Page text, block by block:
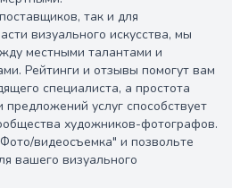
так и для
визуального искусства, мы
местными талантами и
Рейтинги и отзывы помогут вам
специалиста, а простота
услуг способствует
художников-фотографов.
видеосъемка" и позвольте
вашего визуального